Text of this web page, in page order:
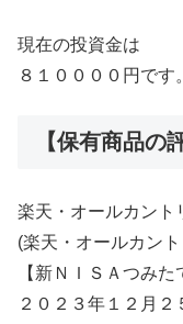
現在の投資金は
８１００００円です。
【保有商品の
楽天・オールカント
(楽天・オールカン
【新ＮＩＳＡつみた
２０２３年１２月２